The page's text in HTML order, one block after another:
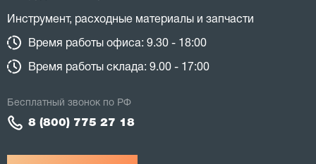
Инструмент, расходные материалы и запчасти
Время работы офиса: 9.30 - 18:00
Время работы склада: 9.00 - 17:00
Бесплатный звонок по РФ
8 (800) 775 27 18